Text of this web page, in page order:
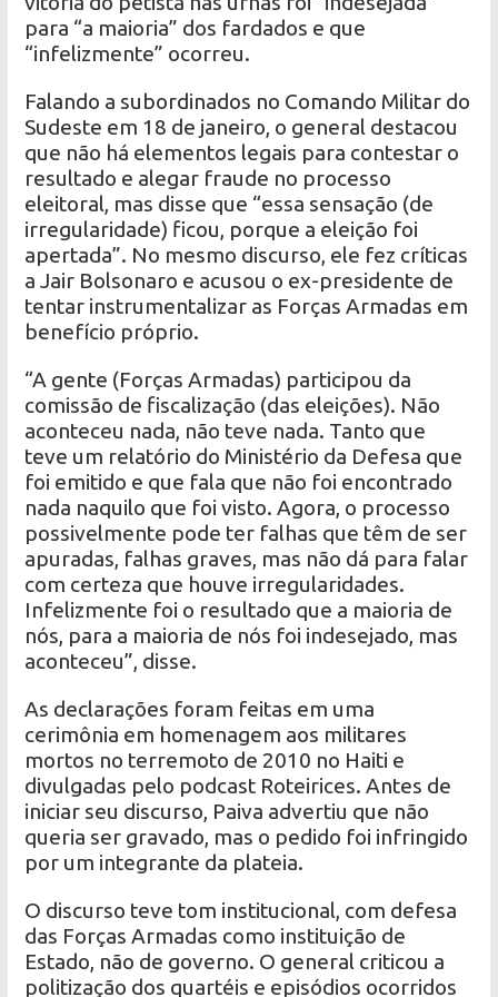
para “a maioria” dos fardados e que
“infelizmente” ocorreu.
Falando a subordinados no Comando Militar do
Sudeste em 18 de janeiro, o general destacou
que não há elementos legais para contestar o
resultado e alegar fraude no processo
eleitoral, mas disse que “essa sensação (de
irregularidade) ficou, porque a eleição foi
apertada”. No mesmo discurso, ele fez críticas
a Jair Bolsonaro e acusou o ex-presidente de
tentar instrumentalizar as Forças Armadas em
benefício próprio.
“A gente (Forças Armadas) participou da
comissão de fiscalização (das eleições). Não
aconteceu nada, não teve nada. Tanto que
teve um relatório do Ministério da Defesa que
foi emitido e que fala que não foi encontrado
nada naquilo que foi visto. Agora, o processo
possivelmente pode ter falhas que têm de ser
apuradas, falhas graves, mas não dá para falar
com certeza que houve irregularidades.
Infelizmente foi o resultado que a maioria de
nós, para a maioria de nós foi indesejado, mas
aconteceu”, disse.
As declarações foram feitas em uma
cerimônia em homenagem aos militares
mortos no terremoto de 2010 no Haiti e
divulgadas pelo podcast Roteirices. Antes de
iniciar seu discurso, Paiva advertiu que não
queria ser gravado, mas o pedido foi infringido
por um integrante da plateia.
O discurso teve tom institucional, com defesa
das Forças Armadas como instituição de
Estado, não de governo. O general criticou a
politização dos quartéis e episódios ocorridos